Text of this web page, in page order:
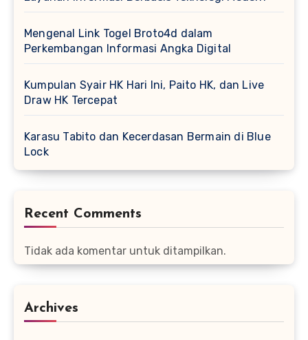
Mengenal Link Togel Broto4d dalam
Perkembangan Informasi Angka Digital
Kumpulan Syair HK Hari Ini, Paito HK, dan Live
Draw HK Tercepat
Karasu Tabito dan Kecerdasan Bermain di Blue
Lock
Recent Comments
Tidak ada komentar untuk ditampilkan.
Archives